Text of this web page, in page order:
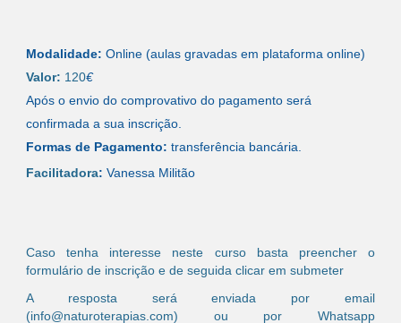
Modalidade: Online (aulas gravadas em plataforma online)
Valor: 120€
Após o envio do comprovativo do pagamento será
confirmada a sua inscrição.
Formas de Pagamento: transferência bancária.
Facilitadora:Vanessa Militão
Caso tenha interesse neste curso basta preencher o
formulário de inscrição e de seguida clicar em submeter
A resposta será enviada por email
(info@naturoterapias.com) ou por Whatsapp